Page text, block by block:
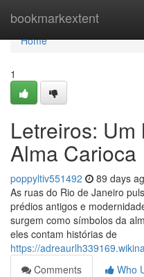
bookmarkextent
Home
Home
1
Letreiros:
Alma Carioca
poppyltiv551492 89 days
As ruas do Rio de Janeiro
prédios antigos e
surgem como símbolos da
eles contam histórias de
https://
Comments
Who